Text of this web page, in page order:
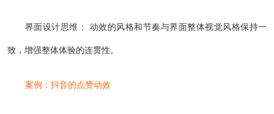
界面设计思维： 动效的风格和节奏与界面整体视觉风格保持一
致，增强整体体验的连贯性。
案例：抖音的点赞动效